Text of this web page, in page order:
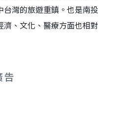
灣的旅遊重鎮。也是南投
、文化、醫療方面也相對
告